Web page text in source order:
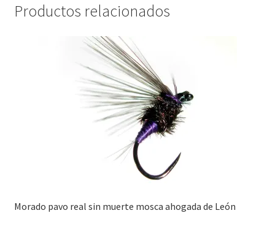
Productos relacionados
Morado pavo real sin muerte mosca ahogada de León